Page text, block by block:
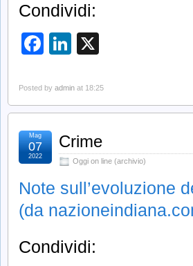
Condividi:
Facebook
LinkedIn
Posted by admin at 18:25
Crime
Oggi on line (archivio)
Mag
07
2022
Note sull’evoluzione
(da
Condividi: